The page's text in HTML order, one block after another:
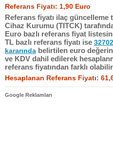
Referans Fiyatı: 1,90 Euro
Referans fiyatı ilaç güncelleme
Cihaz Kurumu (TITCK)
Euro bazlı referans fiyat
TL bazlı referans fiyatı ise
kararında belirtilen euro
ve KDV dahil edilerek
referans fiyatından farklı
Hesaplanan Referans Fiyatı:
Google Reklamları